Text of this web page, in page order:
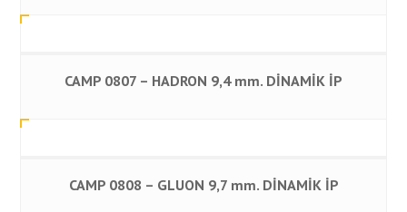
CAMP 0807 – HADRON 9,4 mm. DİNAMİK İP
CAMP 0808 – GLUON 9,7 mm. DİNAMİK İP